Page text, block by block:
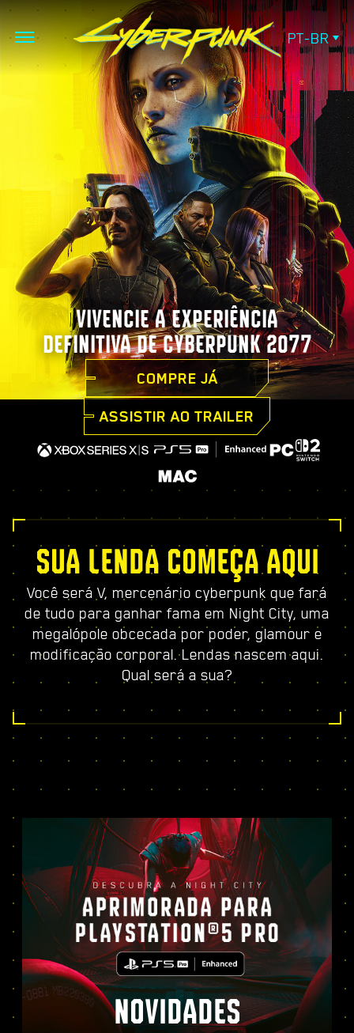
PT-BR
VIVENCIE A EXPERIÊNCIA
DEFINITIVA DE CYBERPUNK 2077
COMPRE JÁ
ASSISTIR AO TRAILER
SUA LENDA COMEÇA AQUI
Você será V, mercenário cyberpunk que fará
de tudo para ganhar fama em Night City, uma
megalópole obcecada por poder, glamour e
modificação corporal. Lendas nascem aqui.
Qual será a sua?
NOVIDADES